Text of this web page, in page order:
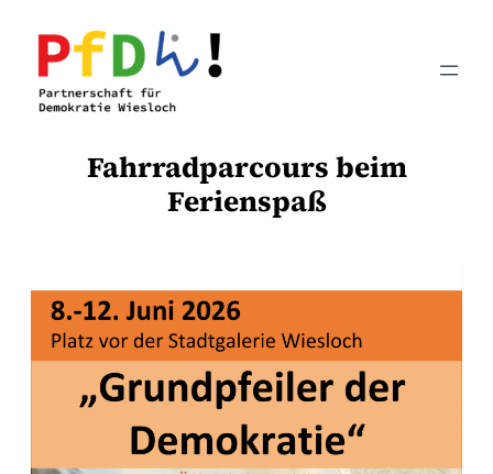
Inhalt
springen
Fahrradparcours beim
Ferienspaß